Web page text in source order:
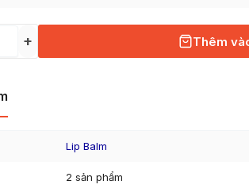
+ Thêm
Lip Balm
2 sản phẩm